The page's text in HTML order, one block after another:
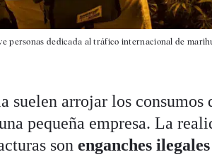
personas dedicada al tráfico internacional de
suelen arrojar los consumos
pequeña empresa. La
sonenganches